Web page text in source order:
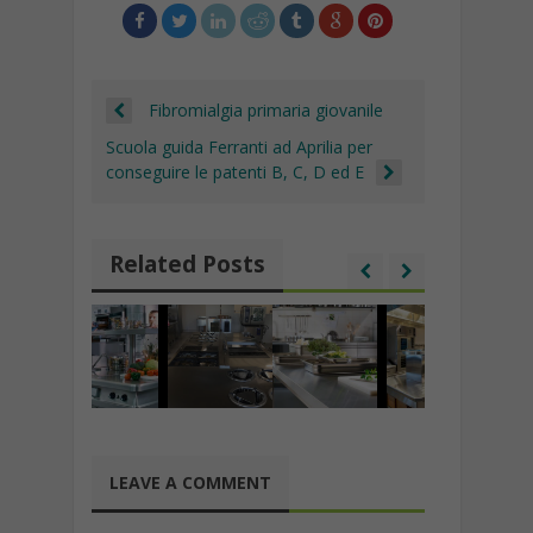
k
Fibromialgia primaria giovanile
Scuola guida Ferranti ad Aprilia per
conseguire le patenti B, C, D ed E
Related Posts
LEAVE A COMMENT